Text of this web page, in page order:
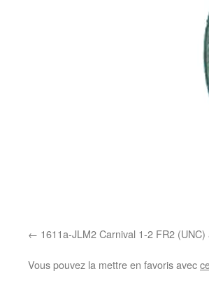
1611a-JLM2 Carnival 1-2 FR2 (UNC)
Vous pouvez la mettre en favoris avec